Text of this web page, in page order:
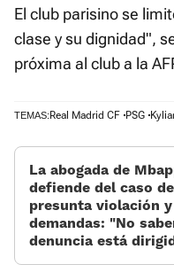
El club parisino se
clase y su dignidad",
próxima al club a la
TEMAS: Real Madrid CF PSG
La abogada de
defiende del caso
presunta violación
demandas: «No
denuncia está